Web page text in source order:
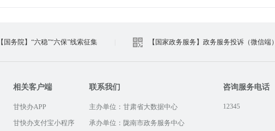
【国务院】“六稳”“六保”线索征集 【国家政务服务】政务服务投诉（微信端）
相关客户端
甘快办APP
甘快办支付宝小程序
联系我们
主办单位：甘肃省大数据中心
承办单位：陇南市政务服务中心
咨询服务电话
12345